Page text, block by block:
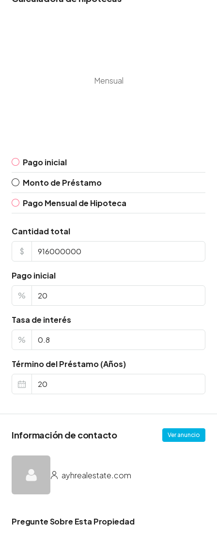
Mensual
Pago inicial
Monto de Préstamo
Pago Mensual de Hipoteca
Cantidad total
$
Pago inicial
%
Tasa de interés
%
Término del Préstamo (Años)
Información de contacto Ver anuncio
ayhrealestate.com
Pregunte Sobre Esta Propiedad